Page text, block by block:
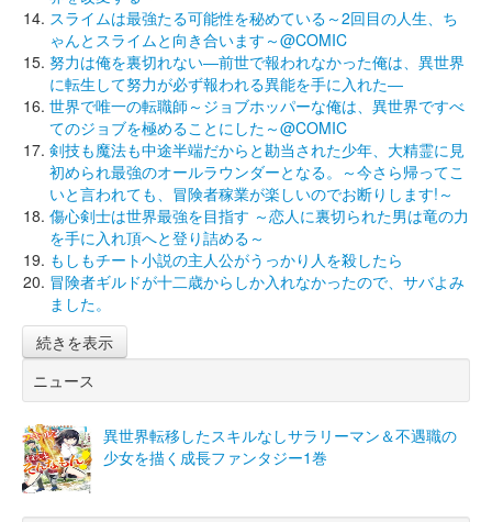
スライムは最強たる可能性を秘めている～2回目の人生、ち
ゃんとスライムと向き合います～@COMIC
努力は俺を裏切れない―前世で報われなかった俺は、異世界
に転生して努力が必ず報われる異能を手に入れた―
世界で唯一の転職師～ジョブホッパーな俺は、異世界ですべ
てのジョブを極めることにした～@COMIC
剣技も魔法も中途半端だからと勘当された少年、大精霊に見
初められ最強のオールラウンダーとなる。～今さら帰ってこ
いと言われても、冒険者稼業が楽しいのでお断りします!～
傷心剣士は世界最強を目指す ～恋人に裏切られた男は竜の力
を手に入れ頂へと登り詰める～
もしもチート小説の主人公がうっかり人を殺したら
冒険者ギルドが十二歳からしか入れなかったので、サバよみ
ました。
続きを表示
ニュース
異世界転移したスキルなしサラリーマン＆不遇職の
少女を描く成長ファンタジー1巻